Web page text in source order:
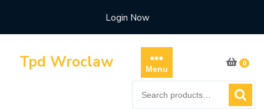
content
Login Now
Tpd Wroclaw Menu
0
for: